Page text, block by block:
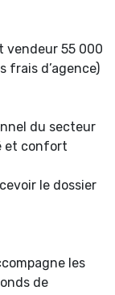
vendeur 55 000
frais d’agence)
du secteur
et confort
le dossier
les
de